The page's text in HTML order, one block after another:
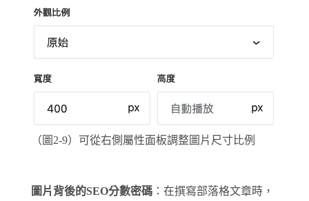
（圖2-9）可從右側屬性面板調整圖片尺寸比例
圖片背後的SEO分數密碼 ：在撰寫部落格文章時，